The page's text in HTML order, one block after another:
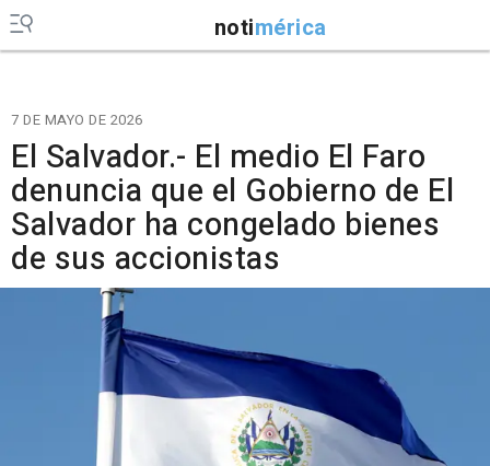
notimérica
7 DE MAYO DE 2026
El Salvador.- El medio El Faro
denuncia que el Gobierno de El
Salvador ha congelado bienes
de sus accionistas